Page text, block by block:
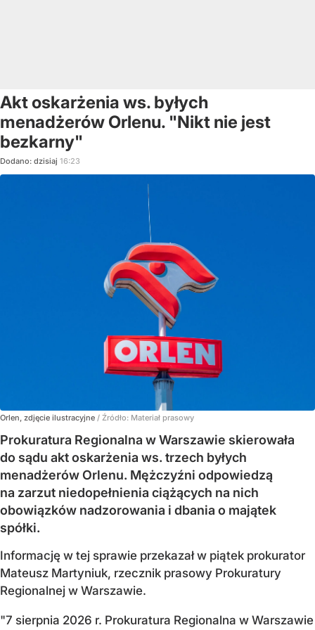
Akt oskarżenia ws. byłych
menadżerów Orlenu. "Nikt nie jest
bezkarny"
Dodano: dzisiaj 16:23
Orlen, zdjęcie ilustracyjne / Źródło: Materiał prasowy
Prokuratura Regionalna w Warszawie skierowała
do sądu akt oskarżenia ws. trzech byłych
menadżerów Orlenu. Mężczyźni odpowiedzą
na zarzut niedopełnienia ciążących na nich
obowiązków nadzorowania i dbania o majątek
spółki.
Informację w tej sprawie przekazał w piątek prokurator
Mateusz Martyniuk, rzecznik prasowy Prokuratury
Regionalnej w Warszawie.
"7 sierpnia 2026 r. Prokuratura Regionalna w Warszawie